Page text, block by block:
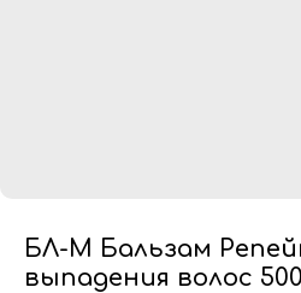
БЛ-М Бальзам
выпадения волос